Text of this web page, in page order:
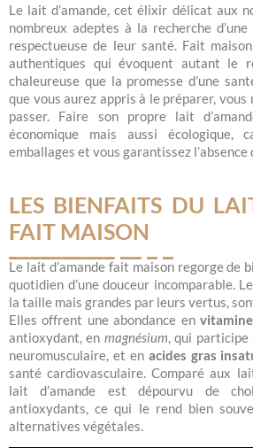
Le lait d’amande, cet élixir délicat aux
nombreux adeptes à la recherche
respectueuse de leur santé. Fait
authentiques qui évoquent autant le
chaleureuse que la promesse d’une
que vous aurez appris à le préparer, vous
passer. Faire son propre lait
économique mais aussi écologique,
emballages et vous garantissez l’absence
LES BIENFAITS DU
FAIT MAISON
Le lait d’amande fait maison regorge
quotidien d’une douceur incomparable.
la taille mais grandes par leurs vertus,
Elles offrent une abondance en
antioxydant, en magnésium , qui
neuromusculaire, et en acides gras
santé cardiovasculaire. Comparé aux
lait d’amande est dépourvu de
antioxydants, ce qui le rend bien
alternatives végétales.